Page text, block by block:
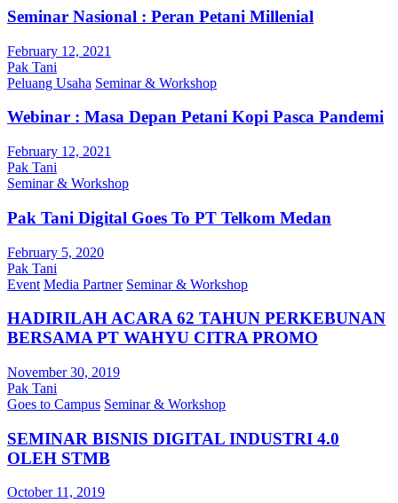
Seminar Nasional : Peran Petani Millenial
February 12, 2021
Pak Tani
Peluang Usaha Seminar & Workshop
Webinar : Masa Depan Petani Kopi Pasca Pandemi
February 12, 2021
Pak Tani
Seminar & Workshop
Pak Tani Digital Goes To PT Telkom Medan
February 5, 2020
Pak Tani
Event Media Partner Seminar & Workshop
HADIRILAH ACARA 62 TAHUN PERKEBUNAN
BERSAMA PT WAHYU CITRA PROMO
November 30, 2019
Pak Tani
Goes to Campus Seminar & Workshop
SEMINAR BISNIS DIGITAL INDUSTRI 4.0
OLEH STMB
October 11, 2019